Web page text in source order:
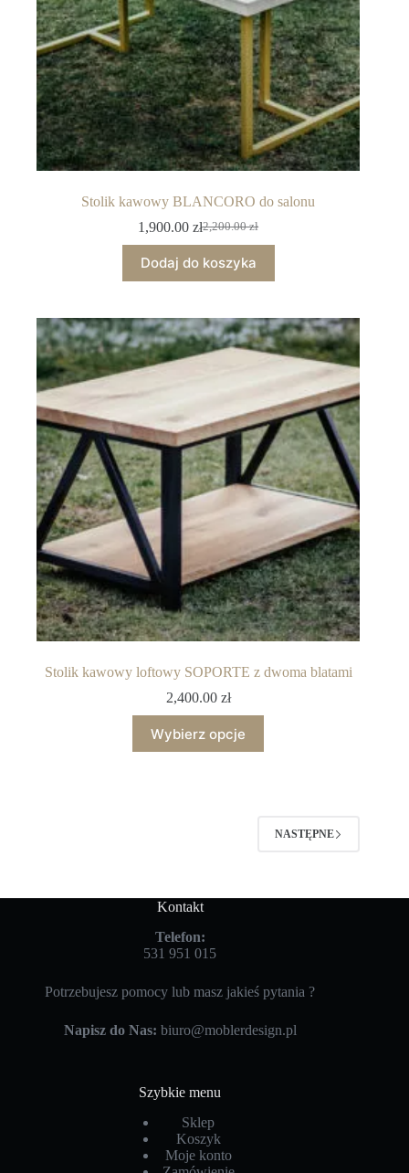
Stolik kawowy BLANCORO do salonu
2,200.00zł
1,900.00zł
Dodaj do koszyka
Stolik kawowy loftowy SOPORTE z dwoma blatami
2,400.00 zł
Wybierz opcje
NASTĘPNE
Kontakt
Telefon:
531 951 015
Potrzebujesz pomocy lub masz jakieś pytania ?
Napisz do Nas: biuro@moblerdesign.pl
Szybkie menu
Sklep
Koszyk
Moje konto